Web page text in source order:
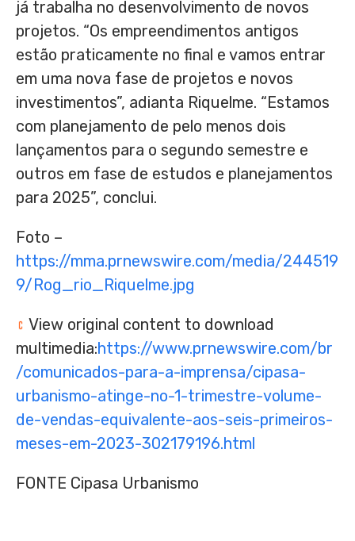
já trabalha no desenvolvimento de novos
projetos. “Os empreendimentos antigos
estão praticamente no final e vamos entrar
em uma nova fase de projetos e novos
investimentos”, adianta Riquelme. “Estamos
com planejamento de pelo menos dois
lançamentos para o segundo semestre e
outros em fase de estudos e planejamentos
para 2025”, conclui.
Foto –
https://mma.prnewswire.com/media/244519
9/Rog_rio_Riquelme.jpg
View original content to download
multimedia:https://www.prnewswire.com/br
/comunicados-para-a-imprensa/cipasa-
urbanismo-atinge-no-1-trimestre-volume-
de-vendas-equivalente-aos-seis-primeiros-
meses-em-2023-302179196.html
FONTE Cipasa Urbanismo